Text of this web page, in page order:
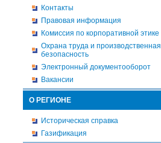
Контакты
Правовая информация
Комиссия по корпоративной этике
Охрана труда и производственная
безопасность
Электронный документооборот
Вакансии
О РЕГИОНЕ
Историческая справка
Газификация